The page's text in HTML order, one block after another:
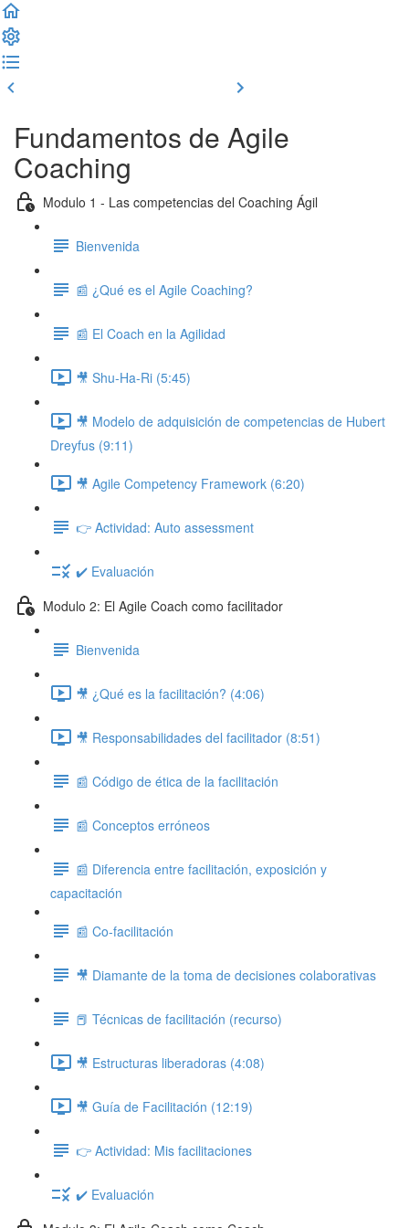
Fundamentos de Agile
Coaching
Modulo 1 - Las competencias del Coaching Ágil
Bienvenida
📰 ¿Qué es el Agile Coaching?
📰 El Coach en la Agilidad
🎥 Shu-Ha-Ri (5:45)
🎥 Modelo de adquisición de competencias de Hubert
Dreyfus (9:11)
🎥 Agile Competency Framework (6:20)
👉 Actividad: Auto assessment
✔️ Evaluación
Modulo 2: El Agile Coach como facilitador
Bienvenida
🎥 ¿Qué es la facilitación? (4:06)
🎥 Responsabilidades del facilitador (8:51)
📰 Código de ética de la facilitación
📰 Conceptos erróneos
📰 Diferencia entre facilitación, exposición y
capacitación
📰 Co-facilitación
🎥 Diamante de la toma de decisiones colaborativas
📕 Técnicas de facilitación (recurso)
🎥 Estructuras liberadoras (4:08)
🎥 Guía de Facilitación (12:19)
👉 Actividad: Mis facilitaciones
✔️ Evaluación